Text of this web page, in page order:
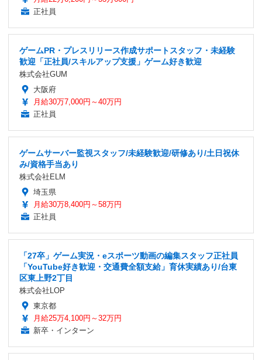
正社員
ゲームPR・プレスリリース作成サポートスタッフ・未経験
歓迎「正社員/スキルアップ支援」ゲーム好き歓迎
株式会社GUM
大阪府
月給30万7,000円～40万円
正社員
ゲームサーバー監視スタッフ/未経験歓迎/研修あり/土日祝休
み/資格手当あり
株式会社ELM
埼玉県
月給30万8,400円～58万円
正社員
「27卒」ゲーム実況・eスポーツ動画の編集スタッフ正社員
「YouTube好き歓迎・交通費全額支給」育休実績あり/台東
区東上野2丁目
株式会社LOP
東京都
月給25万4,100円～32万円
新卒・インターン